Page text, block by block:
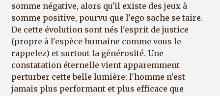
somme négative, alors qu'il existe des jeux à
somme positive, pourvu que l'ego sache se taire.
De cette évolution sont nés l'esprit de justice
(propre à l'espèce humaine comme vous le
rappelez) et surtout la générosité. Une
constatation éternelle vient apparemment
perturber cette belle lumière: l'homme n'est
jamais plus performant et plus efficace que